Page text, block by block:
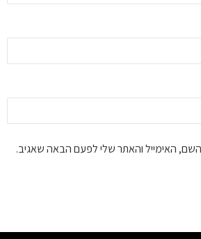
האימייל והאתר שלי לפעם הבאה שאגיב.